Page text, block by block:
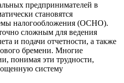
предпринимателей в
становятся
налогообложения (ОСНО).
сложным для ведения
и подачи отчетности, а также
бремени. Многие
понимая эти трудности,
систему